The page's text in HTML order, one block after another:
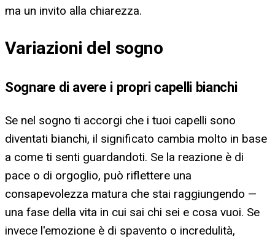
ma un invito alla chiarezza.
Variazioni del sogno
Sognare di avere i propri capelli bianchi
Se nel sogno ti accorgi che i tuoi capelli sono
diventati bianchi, il significato cambia molto in base
a come ti senti guardandoti. Se la reazione è di
pace o di orgoglio, può riflettere una
consapevolezza matura che stai raggiungendo —
una fase della vita in cui sai chi sei e cosa vuoi. Se
invece l'emozione è di spavento o incredulità,